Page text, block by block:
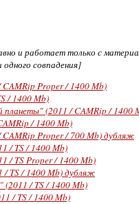
и работает только с
одного совпадения]
Proper / 1400 Mb)
/ 1400 Mb)
планеты" (2011 / CAMRip / 1400
/ 1400 Mb)
Proper / 700 Mb) дубляж
/ TS / 1400 Mb)
/ TS Proper / 1400 Mb)
TS / 1400 Mb) дубляж
/ TS / 1400 Mb)
/ TS / 1400 Mb)